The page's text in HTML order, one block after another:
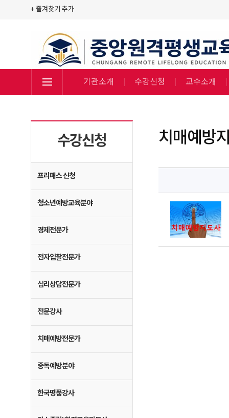
+ 즐겨찾기 추가
기관소개 수강신청 교수소개
수강신청
프리패스 신청
청소년예방교육분야
경제전문가
전자입찰전문가
심리상담전문가
전문강사
치매예방전문가
중독예방분야
한국명품강사
치매예방